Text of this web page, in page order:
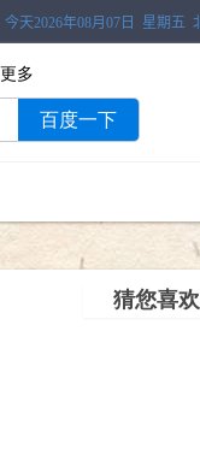
更多
百度一下
猜您喜欢